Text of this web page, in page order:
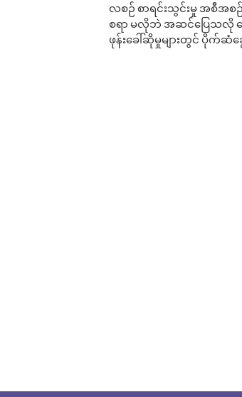
လစဉ် စာရင်းသွင်းမှု အစီအစ
စရာ မလိုဘဲ အဆင်ပြေသလို ပ
ဖုန်းခေါ်ဆိုမှုများတွင် ပိုက်ဆံ